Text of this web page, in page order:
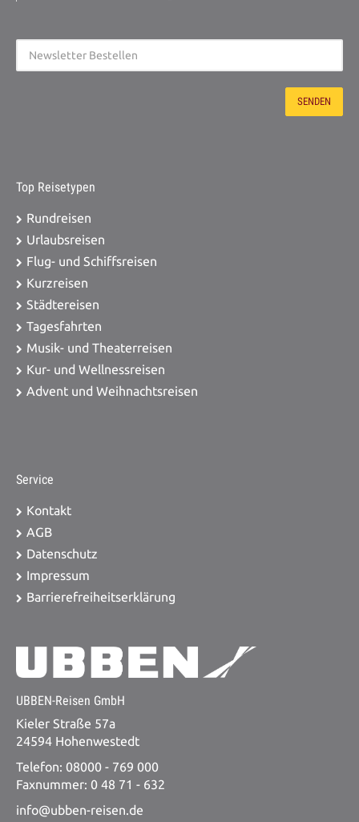
Top Reisetypen
Rundreisen
Urlaubsreisen
Flug- und Schiffsreisen
Kurzreisen
Städtereisen
Tagesfahrten
Musik- und Theaterreisen
Kur- und Wellnessreisen
Advent und Weihnachtsreisen
Service
Kontakt
AGB
Datenschutz
Impressum
Barrierefreiheitserklärung
UBBEN-Reisen GmbH
Kieler Straße 57a
24594 Hohenwestedt
Telefon: 08000 - 769 000
Faxnummer: 0 48 71 - 632
info@ubben-reisen.de